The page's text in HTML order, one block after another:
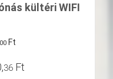
kültéri WIFI
00 Ft
,36 Ft